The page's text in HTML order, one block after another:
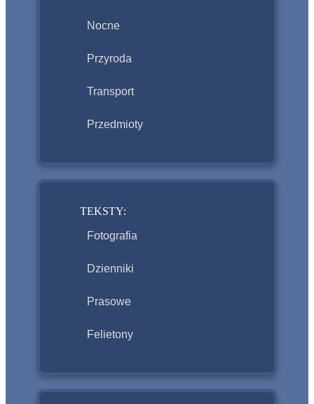
Nocne
Przyroda
Transport
Przedmioty
TEKSTY:
Fotografia
Dzienniki
Prasowe
Felietony